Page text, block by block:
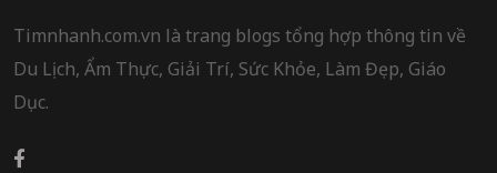
Timnhanh.com.vn là trang blogs tổng hợp thông tin về
Du Lịch, Ẩm Thực, Giải Trí, Sức Khỏe, Làm Đẹp, Giáo
Dục.